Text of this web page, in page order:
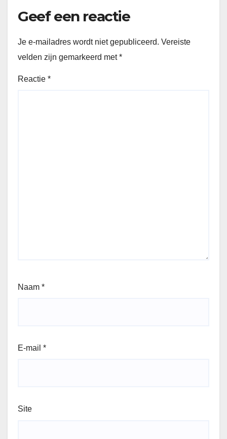
Geef een reactie
Je e-mailadres wordt niet gepubliceerd. Vereiste
velden zijn gemarkeerd met*
Reactie *
Naam *
E-mail *
Site